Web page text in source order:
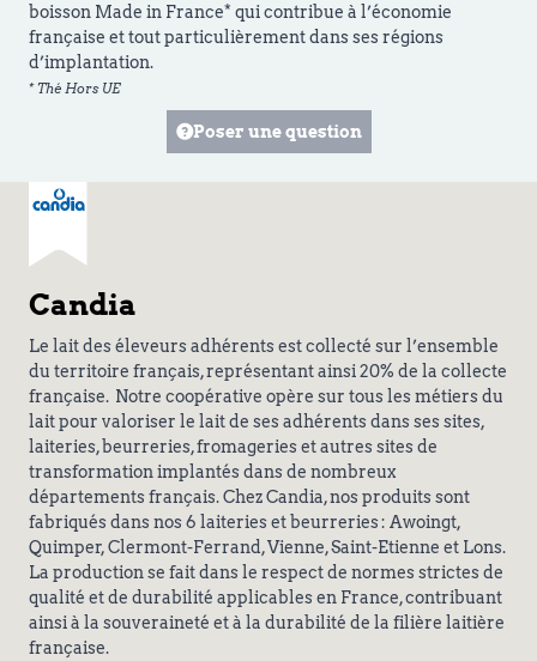
boisson Made in France* qui contribue à l’économie
française et tout particulièrement dans ses régions
d’implantation.
* Thé Hors UE
Poser une question
Candia
Le lait des éleveurs adhérents est collecté sur l’ensemble
du territoire français, représentant ainsi 20% de la collecte
française. Notre coopérative opère sur tous les métiers du
lait pour valoriser le lait de ses adhérents dans ses sites,
laiteries, beurreries, fromageries et autres sites de
transformation implantés dans de nombreux
départements français. Chez Candia, nos produits sont
fabriqués dans nos 6 laiteries et beurreries : Awoingt,
Quimper, Clermont-Ferrand, Vienne, Saint-Etienne et Lons.
La production se fait dans le respect de normes strictes de
qualité et de durabilité applicables en France, contribuant
ainsi à la souveraineté et à la durabilité de la filière laitière
française.